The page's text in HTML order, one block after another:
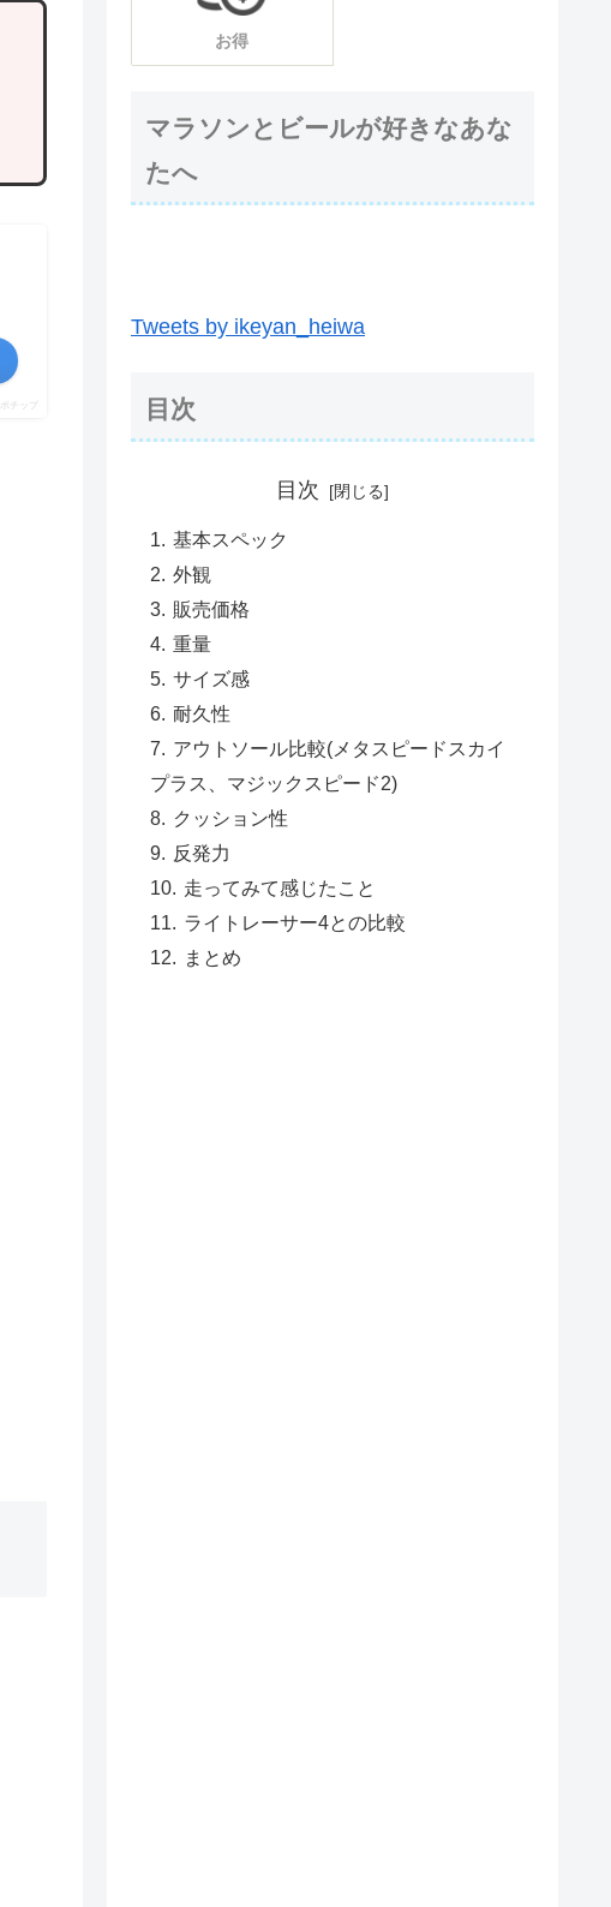
ポチップ
お得
マラソンとビールが好きなあな
たへ
Tweets by ikeyan_heiwa
目次
目次
基本スペック
外観
販売価格
重量
サイズ感
耐久性
アウトソール比較(メタスピードスカイ
プラス、マジックスピード2)
クッション性
反発力
走ってみて感じたこと
ライトレーサー4との比較
まとめ